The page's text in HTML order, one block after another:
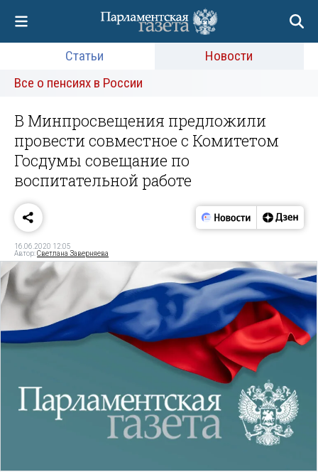
Статьи
Новости
Все о пенсиях в России
В Минпросвещения предложили
провести совместное с Комитетом
Госдумы совещание по
воспитательной работе
16.06.2020 12:05
Автор:Светлана Заверняева